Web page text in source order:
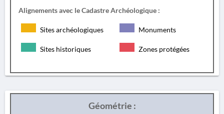
Alignements avec le Cadastre Archéologique :
Sites archéologiques Monuments
Sites historiques Zones protégées
Géométrie :